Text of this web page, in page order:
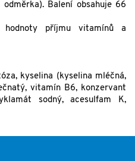
Balení obsahuje 66
příjmu vitamínů a
kyselina (kyselina mléčná,
vitamín B6, konzervant
sodný, acesulfam K,